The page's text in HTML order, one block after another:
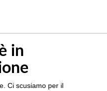
in
Ci scusiamo per il